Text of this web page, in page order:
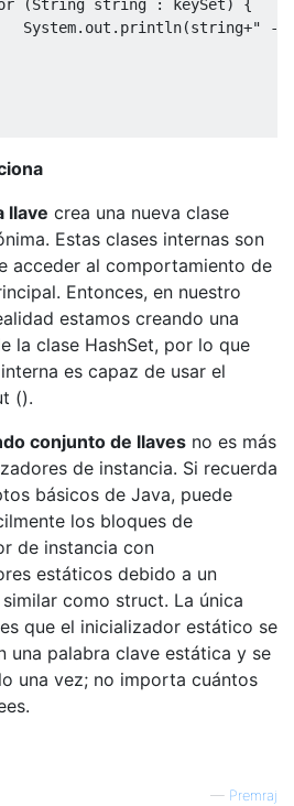
( String string : keySet )
{
System. out . println(string+" -
llave crea una nueva clase
Estas clases internas son
acceder al comportamiento de
Entonces, en nuestro
estamos creando una
la clase HashSet, por lo que
es capaz de usar el
().
conjunto de llaves no es más
de instancia. Si recuerda
básicos de Java, puede
los bloques de
de instancia con
estáticos debido a un
como struct. La única
que el inicializador estático se
una palabra clave estática y se
una vez; no importa cuántos
— Premraj